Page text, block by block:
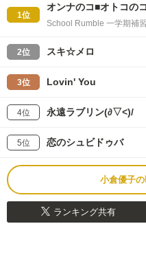
1位
オンナのコ■オトコのコ
School Rumble 一学期補
2位 スキ☆メロ
3位 Lovin' You
4位 永遠ラブリン(∂▽<)/
5位 恋のシュビドゥバ
小倉優子
ランキング共有